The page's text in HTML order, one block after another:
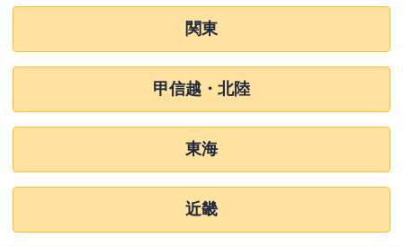
関東
甲信越・北陸
東海
近畿